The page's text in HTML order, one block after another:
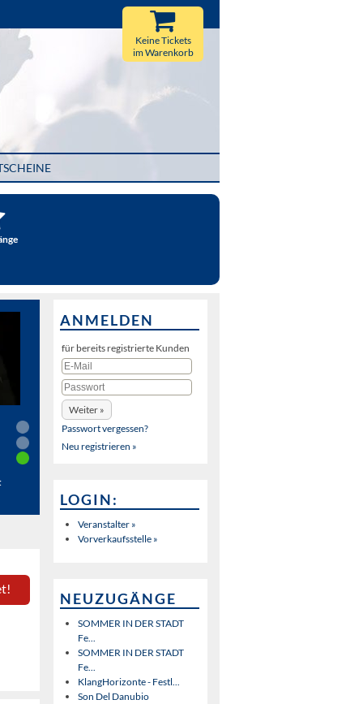
Keine Tickets
im Warenkorb
ANMELDEN
für bereits registrierte Kunden
Passwort vergessen?
Neu registrieren »
LOGIN:
Veranstalter »
Vorverkaufsstelle »
NEUZUGÄNGE
SOMMER IN DER STADT
Fe...
SOMMER IN DER STADT
Fe...
KlangHorizonte - Festl...
Son Del Danubio